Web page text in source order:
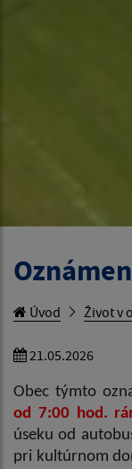
Úvod Život v
21.05.2026
Obec týmto
od 7:00 hod.
úseku od
pri kultúrnom